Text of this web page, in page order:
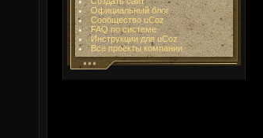
Официальный блог
Сообщество uCoz
FAQ по системе
Инструкции для uCoz
Все проекты компании